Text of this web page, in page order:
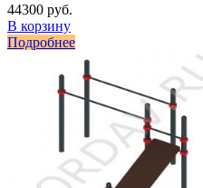
44300 руб.
В корзину
Подробнее